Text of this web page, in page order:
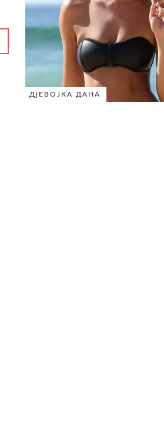
ДјЕВОЈКА ДАНА